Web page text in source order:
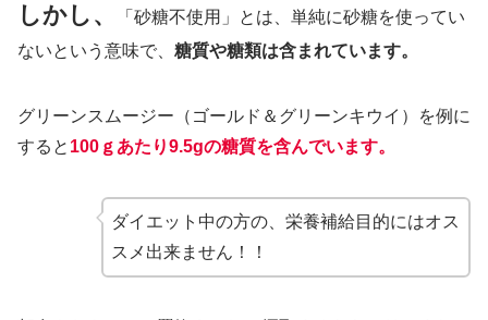
しかし、
「砂糖不使用」とは、単純に砂糖を使ってい
ないという意味で、 糖質や糖類は含まれています。
グリーンスムージー（ゴールド＆グリーンキウイ）を例に
すると 100ｇあたり9.5gの糖質を含んでいます。
ダイエット中の方の、栄養補給目的にはオス
スメ出来ません！！